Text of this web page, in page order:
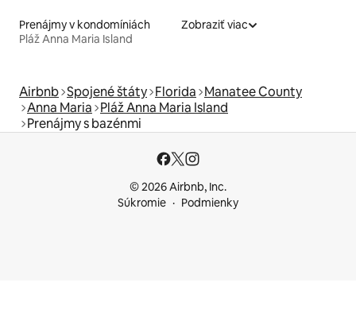
Prenájmy v kondomíniách
Pláž Anna Maria Island
Zobraziť viac
Airbnb Spojené štáty Florida Manatee County
Anna Maria Pláž Anna Maria Island
Prenájmy s bazénmi
© 2026 Airbnb, Inc.
Súkromie
Podmienky